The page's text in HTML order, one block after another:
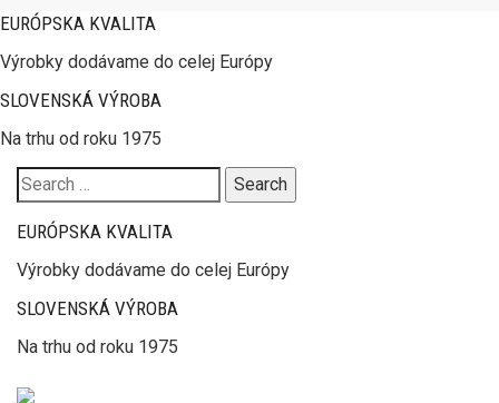
EURÓPSKA KVALITA
Výrobky dodávame do celej Európy
SLOVENSKÁ VÝROBA
Na trhu od roku 1975
Search
for:
EURÓPSKA KVALITA
Výrobky dodávame do celej Európy
SLOVENSKÁ VÝROBA
Na trhu od roku 1975